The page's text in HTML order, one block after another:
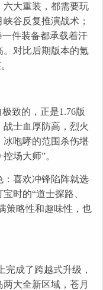
六大重装，都需要玩
谷反复推演战术；
件装备都承载着汗
。对比后期版本的氪
致的，正是1.76版
士血厚防高，烈火
冰咆哮的范围杀伤堪
场大师”。
：喜欢冲锋陷阵就选
时的“道士探路、
策略性和趣味性，也
完成了跨越式升级，
大全新区域，苍月